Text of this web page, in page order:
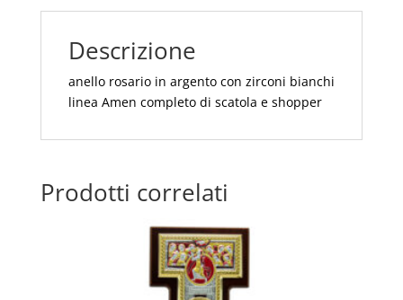
quantità
Descrizione
anello rosario in argento con zirconi bianchi
linea Amen completo di scatola e shopper
Prodotti correlati